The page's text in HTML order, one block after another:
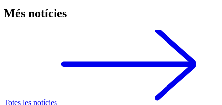
Més notícies
Totes les notícies